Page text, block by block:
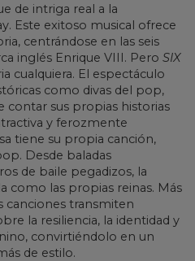
de intriga real a la
Este exitoso musical ofrece
centrándose en las seis
inglés Enrique VIII. Pero SIX
cualquiera. El espectáculo
como divas del pop,
contar sus propias historias
y ferozmente
tiene su propia canción,
Desde baladas
de baile pegadizos, la
como las propias reinas. Más
canciones transmiten
la resiliencia, la identidad y
convirtiéndolo en un
de estilo.